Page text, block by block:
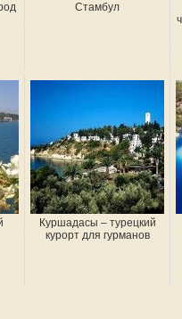
Стамбул
Куршадасы – турецкий
курорт для гурманов